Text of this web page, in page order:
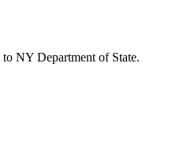
NY Department of State.